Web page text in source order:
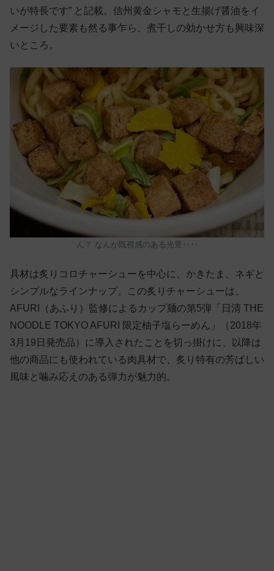
いが特長です” と記載。信州黄金シャモと生揚げ醤油をイ
メージした要素も然る事乍ら、煮干しの効かせ方も興味深
いところ。
ん？ なんか既視感のある光景‥‥
具材は炙りコロチャーシューを中心に、かきたま、ネギと
シンプルなラインナップ。この炙りチャーシューは、
AFURI（あふり）監修によるカップ麺の第5弾「日清 THE
NOODLE TOKYO AFURI 限定柚子塩らーめん」（2018年
3月19日発売品）に導入されたことを切っ掛けに、以降は
他の商品にも使われている肉具材で、炙り特有の芳ばしい
風味と噛み応えのある弾力が魅力的。